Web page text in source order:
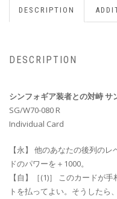
DESCRIPTION
DESCRIPTION
シンフォギア装者との対峙 サ
SG/W70-080 R
Individual Card
【永】 他のあなたの後列の
ドのパワーを＋1000。
【自】［(1)］ このカードが
トを払ってよい。そうしたら